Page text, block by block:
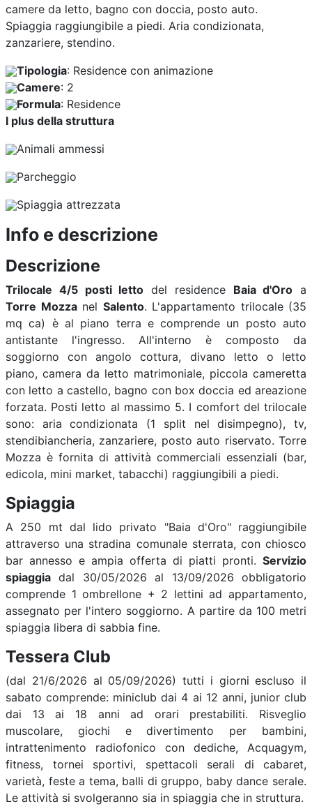
camere da letto, bagno con doccia, posto auto.
Spiaggia raggiungibile a piedi. Aria condizionata,
zanzariere, stendino.
Tipologia: Residence con animazione
Camere: 2
Formula: Residence
I plus della struttura
Animali ammessi
Parcheggio
Spiaggia attrezzata
Info e descrizione
Descrizione
Trilocale 4/5 posti letto del residence Baia d'Oro a
Torre Mozzanel Salento. L'appartamento trilocale (35
mq ca) è al piano terra e comprende un posto auto
antistante l'ingresso. All'interno è composto da
soggiorno con angolo cottura, divano letto o letto
piano, camera da letto matrimoniale, piccola cameretta
con letto a castello, bagno con box doccia ed areazione
forzata. Posti letto al massimo 5. I comfort del trilocale
sono: aria condizionata (1 split nel disimpegno), tv,
stendibiancheria, zanzariere, posto auto riservato. Torre
Mozza è fornita di attività commerciali essenziali (bar,
edicola, mini market, tabacchi) raggiungibili a piedi.
Spiaggia
A 250 mt dal lido privato "Baia d'Oro" raggiungibile
attraverso una stradina comunale sterrata, con chiosco
bar annesso e ampia offerta di piatti pronti. Servizio
spiaggia dal 30/05/2026 al 13/09/2026 obbligatorio
comprende 1 ombrellone + 2 lettini ad appartamento,
assegnato per l'intero soggiorno. A partire da 100 metri
spiaggia libera di sabbia fine.
Tessera Club
(dal 21/6/2026 al 05/09/2026) tutti i giorni escluso il
sabato comprende: miniclub dai 4 ai 12 anni, junior club
dai 13 ai 18 anni ad orari prestabiliti. Risveglio
muscolare, giochi e divertimento per bambini,
intrattenimento radiofonico con dediche, Acquagym,
fitness, tornei sportivi, spettacoli serali di cabaret,
varietà, feste a tema, balli di gruppo, baby dance serale.
Le attività si svolgeranno sia in spiaggia che in struttura.